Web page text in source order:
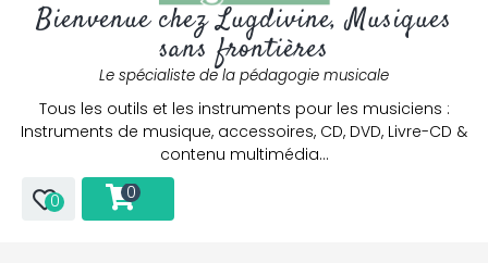
Bienvenue chez Lugdivine, Musiques
sans frontières
Le spécialiste de la pédagogie musicale
Tous les outils et les instruments pour les musiciens :
Instruments de musique, accessoires, CD, DVD, Livre-CD &
contenu multimédia…
0 0